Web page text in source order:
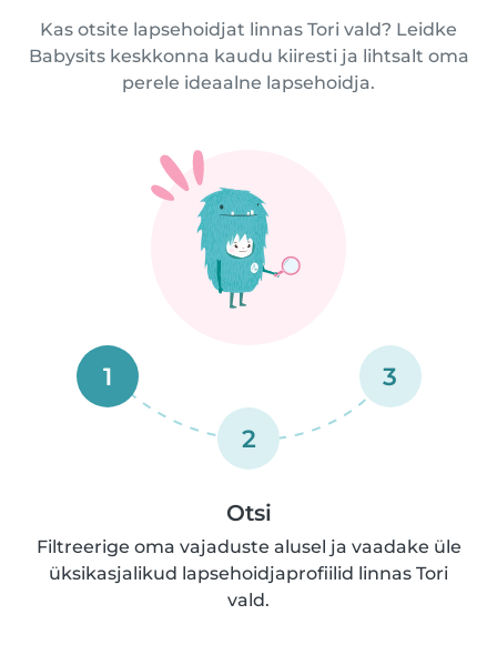
Kas otsite lapsehoidjat linnas Tori vald? Leidke
Babysits keskkonna kaudu kiiresti ja lihtsalt oma
perele ideaalne lapsehoidja.
1
2
3
Otsi
Filtreerige oma vajaduste alusel ja vaadake üle
üksikasjalikud lapsehoidjaprofiilid linnas Tori
vald.